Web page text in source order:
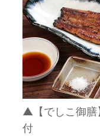
▲【でしこ御膳
付